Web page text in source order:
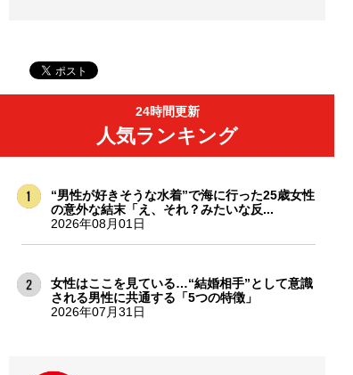
24時間更新
人気ランキング
“男性が好きそうな水着”で海に行った25歳女性
の意外な結末「え、それ？みたいな反...
2026年08月01日
女性はここを見ている…“結婚相手”として意識
される男性に共通する「5つの特徴」
2026年07月31日